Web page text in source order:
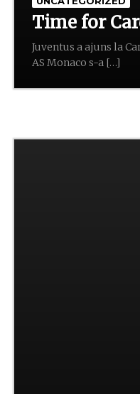
Time for
Juventus a ajuns la
AS Monaco s-a […]